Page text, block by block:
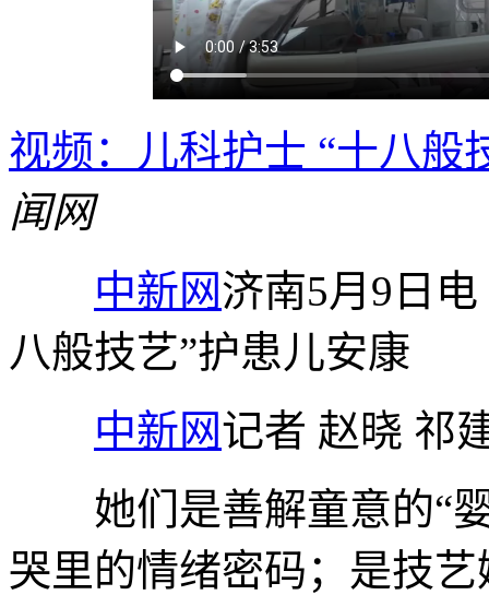
视频：儿科护士 “十八般
闻网
中新网济南5月9日
八般技艺”护患儿安康
中新网记者 赵晓 祁
她们是善解童意的“婴
哭里的情绪密码；是技